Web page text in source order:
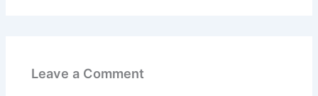
Leave a Comment